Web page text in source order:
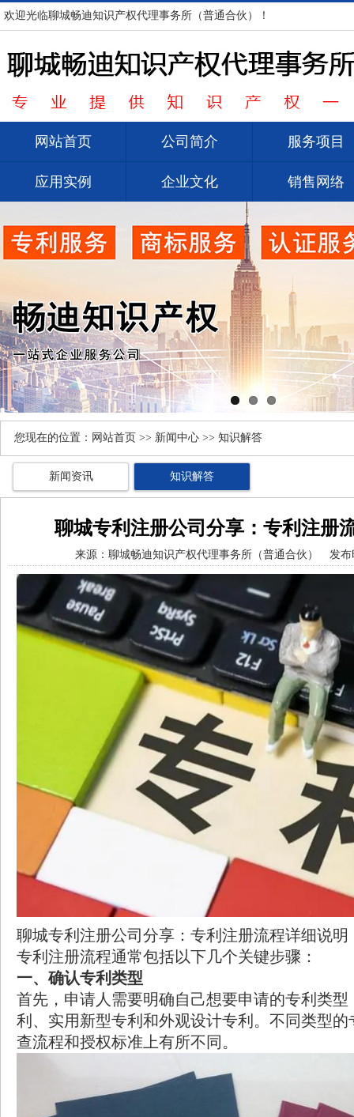
欢迎光临聊城畅迪知识产权代理事务所（普通合伙）！
网站首页 公司简介 服务项目
应用实例 企业文化 销售网络
您现在的位置： 网站首页 >> 新闻中心 >> 知识解答
新闻资讯 知识解答
聊城专利注册公司分享：专利注册
来源： 聊城畅迪知识产权代理事务所（普通合伙） 发布
聊城专利注册公司 分享：专利注册流程详细说明
专利注册流程通常包括以下几个关键步骤：
一、确认专利类型
首先，申请人需要明确自己想要申请的专利类
利、实用新型专利和外观设计专利。不同类型
查流程和授权标准上有所不同。